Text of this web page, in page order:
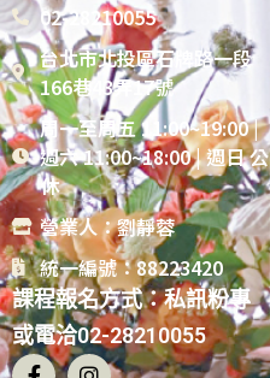
02-28210055
台北市北投區石牌路一段
166巷43弄17號
周一至周五 11:00~19:00 |
週六 11:00~18:00 | 週日 公
休
營業人：劉靜蓉
統一編號：88223420
課程報名方式：私訊粉專
或電洽02-28210055